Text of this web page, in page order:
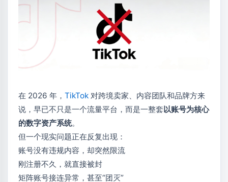
在 2026 年， TikTok 对跨境卖家、内容团队和品牌方来
说，早已不只是一个流量平台，而是一整套以账号为核心
的数字资产系统。
但一个现实问题正在反复出现：
账号没有违规内容，却突然限流
刚注册不久，就直接被封
矩阵账号接连异常，甚至“团灭”